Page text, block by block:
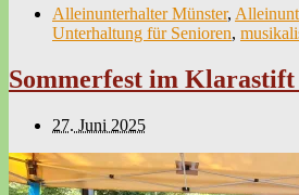
Alleinunterhalter Münster,
Unterhaltung für Senioren,
Sommerfest im
27. Juni 2025